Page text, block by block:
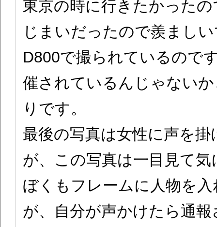
東京の時に行きたかった
じまいだったので羨まし
D800で撮られているので
催されているんじゃない
りです。
最後の写真は女性に声を
が、この写真は一目見て
ぼくもフレームに人物を
が、自分が声かけたら通